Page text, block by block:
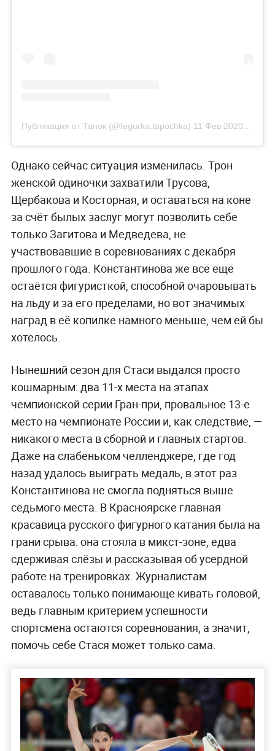
Публикация от Тапок (@fegurka.tapochka) 11 Фев 2020 в 9:55 PST
Однако сейчас ситуация изменилась. Трон
женской одиночки захватили Трусова,
Щербакова и Косторная, и оставаться на коне
за счёт былых заслуг могут позволить себе
только Загитова и Медведева, не
участвовавшие в соревнованиях с декабря
прошлого года. Константинова же всё ещё
остаётся фигуристкой, способной очаровывать
на льду и за его пределами, но вот значимых
наград в её копилке намного меньше, чем ей бы
хотелось.
Нынешний сезон для Стаси выдался просто
кошмарным: два 11-х места на этапах
чемпионской серии Гран-при, провальное 13-е
место на чемпионате России и, как следствие, —
никакого места в сборной и главных стартов.
Даже на слабеньком челленджере, где год
назад удалось выиграть медаль, в этот раз
Константинова не смогла подняться выше
седьмого места. В Красноярске главная
красавица русского фигурного катания была на
грани срыва: она стояла в микст-зоне, едва
сдерживая слёзы и рассказывая об усердной
работе на тренировках. Журналистам
оставалось только понимающе кивать головой,
ведь главным критерием успешности
спортсмена остаются соревнования, а значит,
помочь себе Стася может только сама.